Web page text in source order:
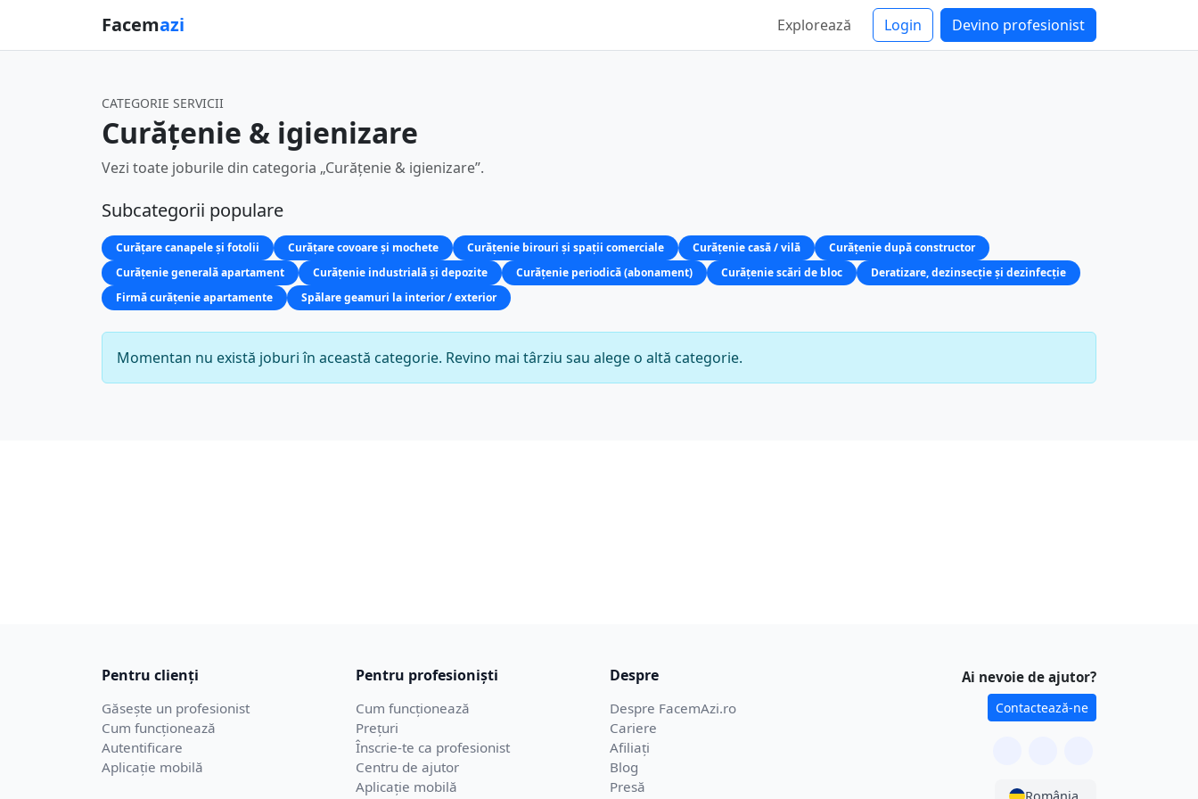
Facemazi Explorează Login Devino profesionist
CATEGORIE SERVICII
Curățenie & igienizare
Vezi toate joburile din categoria „Curățenie & igienizare”.
Subcategorii populare
Curățare canapele și fotolii Curățare covoare și mochete Curățenie birouri și spații comerciale Curățenie casă / vilă
Curățenie după constructor
Curățenie generală apartament
Curățenie industrială și depozite Curățenie periodică (abonament) Curățenie scări de bloc
Deratizare, dezinsecție și dezinfecție
Firmă curățenie apartamente
Spălare geamuri la interior / exterior
Momentan nu există joburi în această categorie. Revino mai târziu sau alege o altă categorie.
Pentru clienți
Găsește un profesionist
Cum funcționează
Autentificare
Aplicație mobilă
Pentru profesioniști
Cum funcționează
Prețuri
Înscrie-te ca profesionist
Centru de ajutor
Aplicație mobilă
Despre
Despre FacemAzi.ro
Cariere
Afiliați
Blog
Presă
Ai nevoie de ajutor?
Contactează-ne